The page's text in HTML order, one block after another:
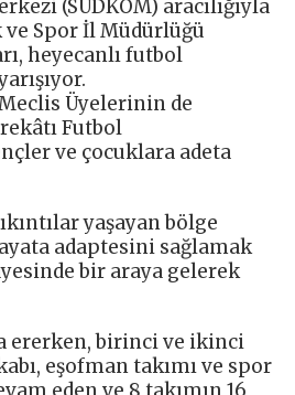
(SUDKOM) aracılığıyla
Spor İl Müdürlüğü
heyecanlı futbol
Üyelerinin de
Futbol
ve çocuklara adeta
yaşayan bölge
adaptesini sağlamak
bir araya gelerek
ererken, birinci ve ikinci
eşofman takımı ve spor